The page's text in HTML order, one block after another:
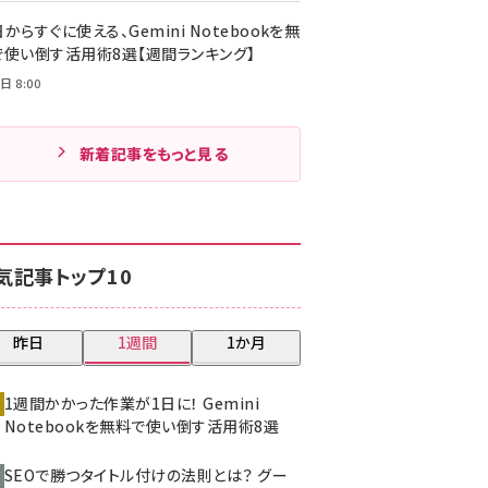
からすぐに使える、Gemini Notebookを無
い倒す活用術8選【週間ランキング】
8:00
新着記事をもっと見る
記事トップ10
昨日 1週間 1か月
1週間かかった作業が1日に！ Gemini
Notebookを無料で使い倒す活用術8選
SEOで勝つタイトル付けの法則とは？ グー